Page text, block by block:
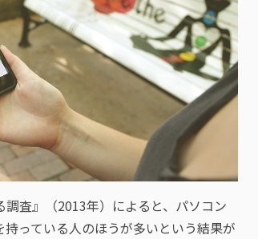
査』（2013年）によると、パソコン
っている人のほうが多いという結果が